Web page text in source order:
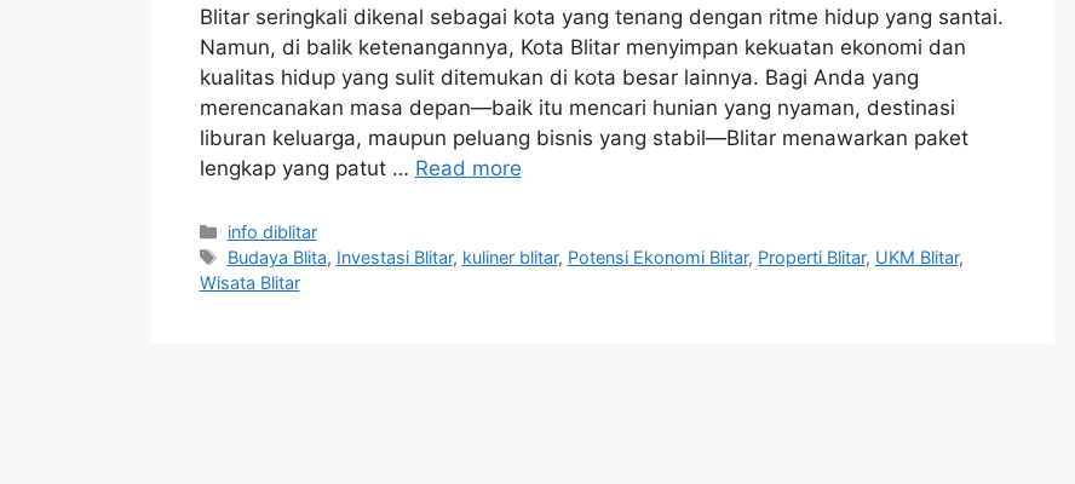
Blitar seringkali dikenal sebagai kota yang tenang dengan ritme hidup yang santai.
Namun, di balik ketenangannya, Kota Blitar menyimpan kekuatan ekonomi dan
kualitas hidup yang sulit ditemukan di kota besar lainnya. Bagi Anda yang
merencanakan masa depan—baik itu mencari hunian yang nyaman, destinasi
liburan keluarga, maupun peluang bisnis yang stabil—Blitar menawarkan paket
lengkap yang patut … Read more
Categories
info diblitar
Tags
Budaya Blita, Investasi Blitar, kuliner blitar, Potensi Ekonomi Blitar, Properti Blitar, UKM Blitar,
Wisata Blitar